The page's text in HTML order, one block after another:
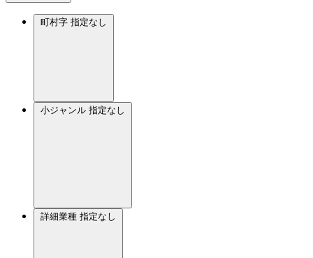
町村字 指定なし
小ジャンル 指定なし
詳細業種 指定なし